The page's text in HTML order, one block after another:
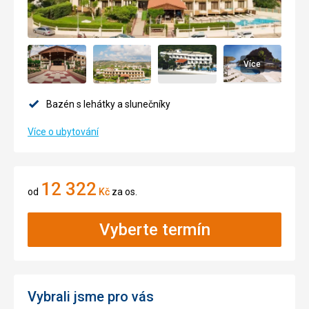
Více
Bazén s lehátky a slunečníky
Více o ubytování
od 12 322 Kč za os.
Vyberte termín
Vybrali jsme pro vás